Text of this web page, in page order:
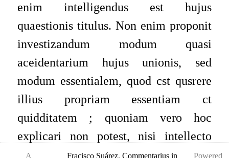
enim intelligendus est hujus
quaestionis titulus. Non enim proponit
investizandum modum quasi
aceidentarium hujus unionis, sed
modum essentialem, quod cst qusrere
illius propriam essentiam ct
quidditatem ; quoniam vero hoc
explicari non potest, nisi intellecto
prius termino ex ipsa unione
A Fracisco Suárez, Commentarius in Powered